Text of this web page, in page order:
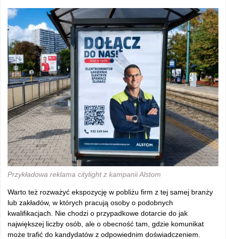
Przykładowa reklama citylight z kampanii Alstom
Warto też rozważyć ekspozycję w pobliżu firm z tej samej branży
lub zakładów, w których pracują osoby o podobnych
kwalifikacjach. Nie chodzi o przypadkowe dotarcie do jak
największej liczby osób, ale o obecność tam, gdzie komunikat
może trafić do kandydatów z odpowiednim doświadczeniem.